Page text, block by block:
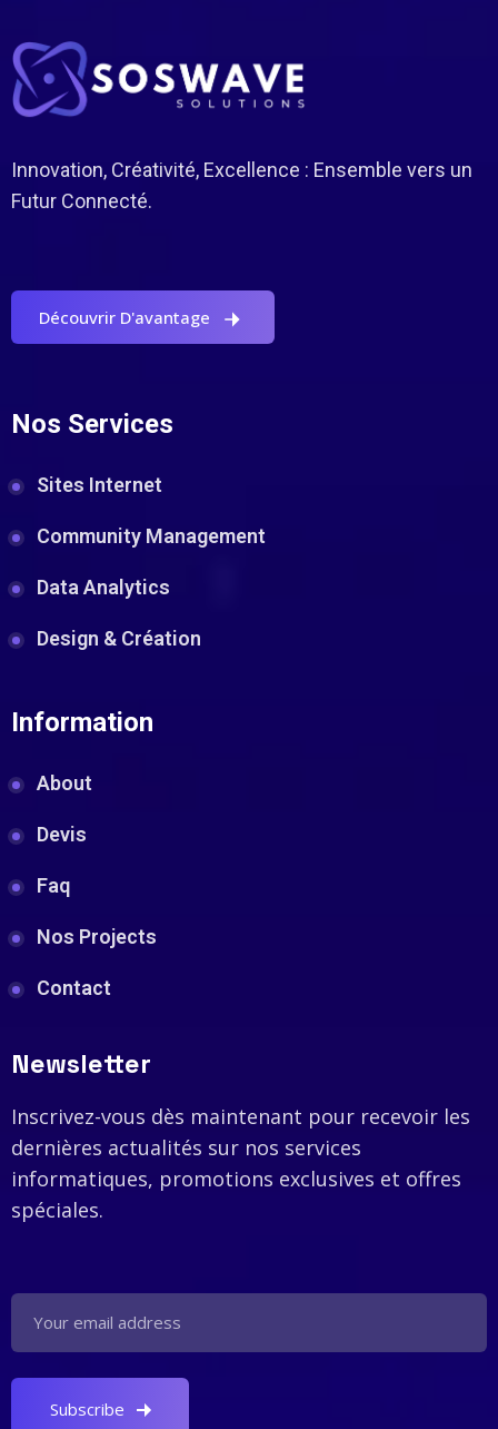
Innovation, Créativité, Excellence : Ensemble vers un
Futur Connecté.
Découvrir D'avantage
Nos Services
Sites Internet
Community Management
Data Analytics
Design & Création
Information
About
Devis
Faq
Nos Projects
Contact
Newsletter
Inscrivez-vous dès maintenant pour recevoir les
dernières actualités sur nos services
informatiques, promotions exclusives et offres
spéciales.